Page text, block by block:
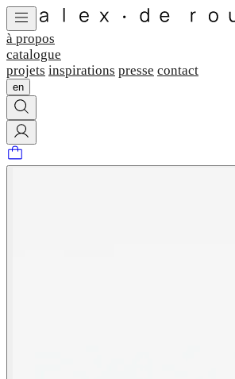
à propos
catalogue
projets inspirations presse contact
en